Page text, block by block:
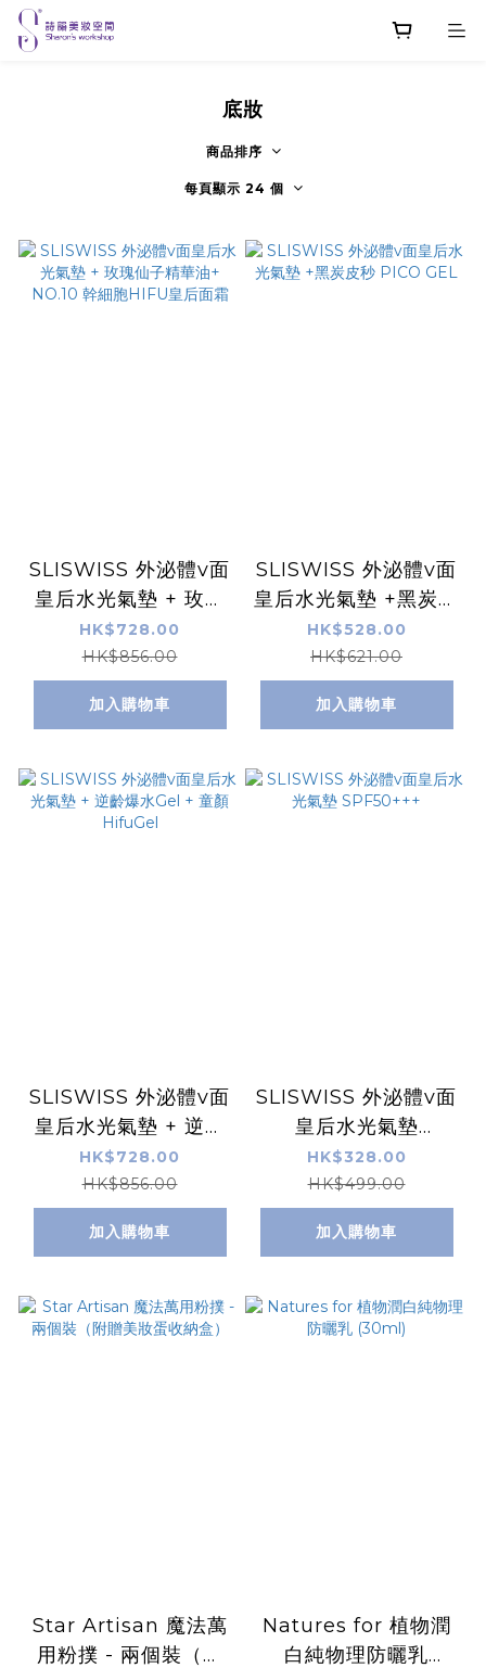
底妝
商品排序
每頁顯示 24 個
SLISWISS 外泌體v面
皇后水光氣墊 + 玫瑰
仙子精華油+ NO.10
幹細胞HIFU皇后面霜
HK$728.00
HK$856.00
加入購物車
SLISWISS 外泌體v面
皇后水光氣墊 +黑炭皮
秒 PICO GEL
HK$528.00
HK$621.00
加入購物車
SLISWISS 外泌體v面
皇后水光氣墊 + 逆齡
爆水Gel + 童顏
HifuGel
HK$728.00
HK$856.00
加入購物車
SLISWISS 外泌體v面
皇后水光氣墊
SPF50+++
HK$328.00
HK$499.00
加入購物車
Star Artisan 魔法萬
用粉撲 - 兩個裝（附
Natures for 植物潤
白純物理防曬乳